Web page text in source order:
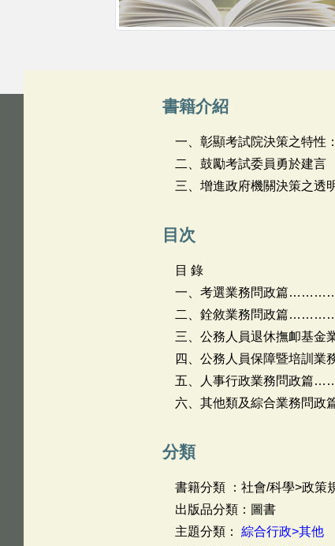
書籍介紹
一、彰顯考試院決策之特性
二、鼓勵考試委員勇於建言
三、增進政府機關決策之透
目次
目 錄
一、考選業務問政篇
二、銓敘業務問政篇
三、公務人員退休撫卹基
四、公務人員保障暨培訓
五、人事行政業務問政
六、其他類及綜合業務
分類
書籍分類 ：社會/科學>政策
出版品分類：圖書
主題分類： 綜合行政>其他